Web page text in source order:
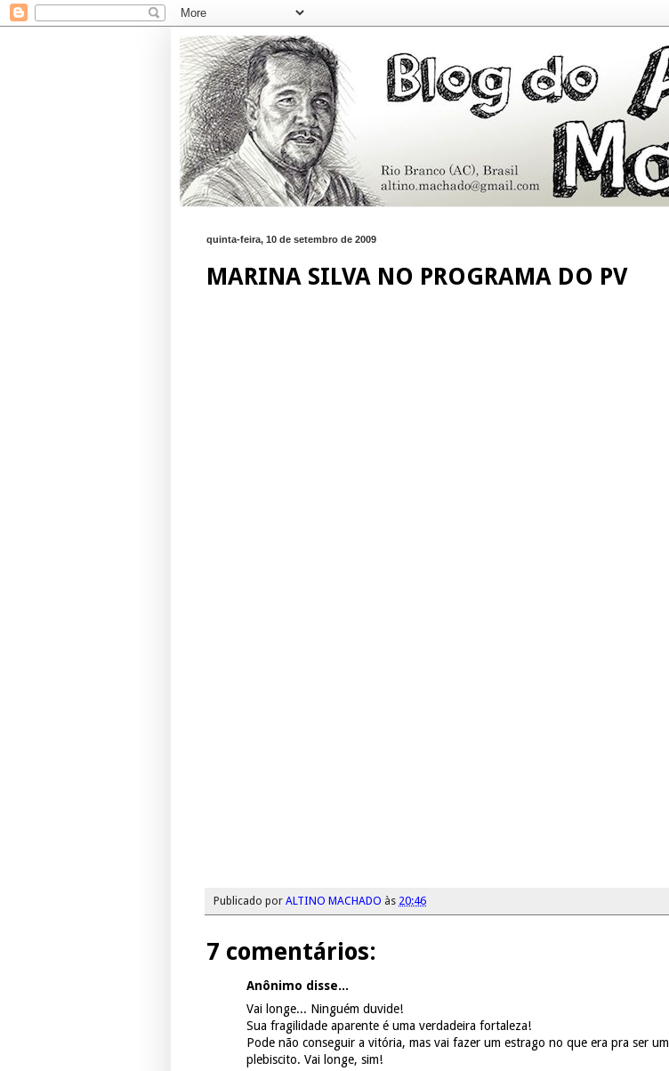
quinta-feira, 10 de setembro de 2009
MARINA SILVA NO PROGRAMA DO PV
Publicado por ALTINO MACHADO às 20:46
7 comentários:
Anônimo disse...
Vai longe... Ninguém duvide!
Sua fragilidade aparente é uma verdadeira fortaleza!
Pode não conseguir a vitória, mas vai fazer um estrago no que era pra ser um
plebiscito. Vai longe, sim!